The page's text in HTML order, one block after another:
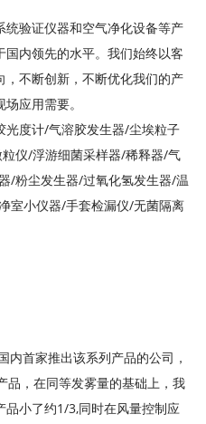
验证仪器和空气净化设备等产
内领先的水平。我们始终以客
，不断创新，不断优化我们的产
应用需要。
度计/气溶胶发生器/尘埃粒子
仪/浮游细菌采样器/稀释器/气
/粉尘发生器/过氧化氢发生器/温
室小仪器/手套检漏仪/无菌隔离
首家推出该系列产品的公司，
品，在同等发雾量的基础上，我
小了约1/3,同时在风量控制应